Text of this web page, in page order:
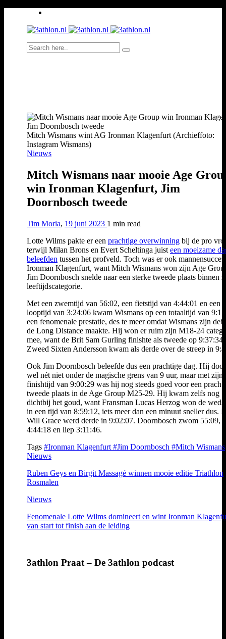
Mitch Wismans wint AG Ironman Klagenfurt (Archieffoto:
Instagram Wismans)
Nieuws
Mitch Wismans naar mooie Age
win Ironman Klagenfurt, Jim
Doornbosch tweede
Tim Moria, 19 juni 2023 1 min read
Lotte Wilms pakte er een prachtige overwinning bij de pro
terwijl Milan Brons en Evert Scheltinga juist een moeizame
beleefden tussen het profveld. Toch was er ook
Ironman Klagenfurt, want Mitch Wismans won zijn Age
Jim Doornbosch snelde naar een sterke tweede plaats binnen
leeftijdscategorie.
Met een zwemtijd van 56:02, een fietstijd van 4:44:01 en een
looptijd van 3:24:06 kwam Wismans op een totaaltijd van
een fenomenale prestatie, des te meer omdat Wismans zijn
de Long Distance maakte. Hij won er ruim zijn M18-24
mee, want de Brit Sam Gurling finishte als tweede op 9:37:34
Zweed Sixten Andersson kwam als derde over de streep in
Ook Jim Doornbosch beleefde dus een prachtige dag. Hij
wel nét niet onder de magische grens van 9 uur, maar met zijn
finishtijd van 9:00:29 was hij nog steeds goed voor een
tweede plaats in de Age Group M25-29. Hij kwam zelfs nog
dichtbij het goud, want Fransman Lucas Herzog won de
in een tijd van 8:59:12, iets meer dan een minuut sneller dus.
Will Grace werd derde in 9:02:07. Doornbosch zwom 55:09,
4:44:18 en liep 3:11:46.
Tags #Ironman Klagenfurt #Jim Doornbosch #Mitch Wismans
Nieuws
Ruben Geys en Birgit Massagé winnen mooie editie Triathlon
Rosmalen
Nieuws
Fenomenale Lotte Wilms domineert en wint Ironman
van start tot finish aan de leiding
3athlon Praat – De 3athlon podcast